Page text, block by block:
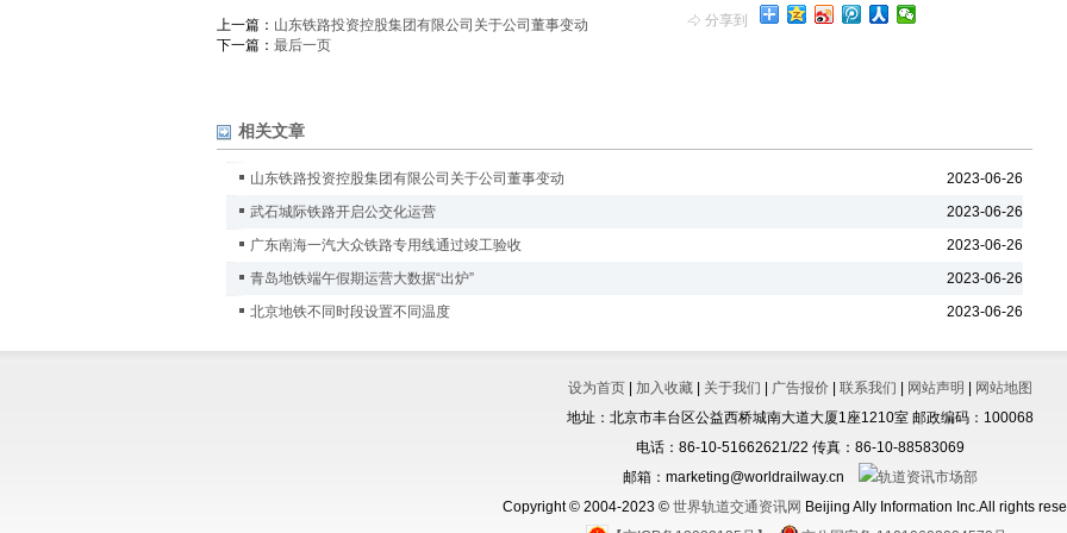
分享到
上一篇： 山东铁路投资控股集团有限公司关于公司董事变动
下一篇： 最后一页
相关文章
山东铁路投资控股集团有限公司关于公司董事变动
2023-06-26
武石城际铁路开启公交化运营
2023-06-26
广东南海一汽大众铁路专用线通过竣工验收
2023-06-26
青岛地铁端午假期运营大数据“出炉”
2023-06-26
北京地铁不同时段设置不同温度
2023-06-26
设为首页 加入收藏 关于我们 广告报价 联系我们 网站声明
网站地图
地址：北京市丰台区公益西桥城南大道大厦1座1210室 邮政编码：100068
电话：86-10-51662621/22 传真：86-10-88583069
邮箱：marketing@worldrailway.cn
Copyright © 2004-2023 © 世界轨道交通资讯网 Beijing Ally Information Inc.All rights